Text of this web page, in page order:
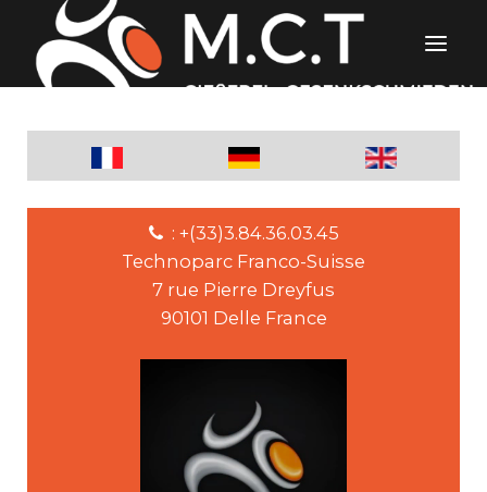
: +(33)3.84.36.03.45
Technoparc Franco-Suisse
7 rue Pierre Dreyfus
90101 Delle France